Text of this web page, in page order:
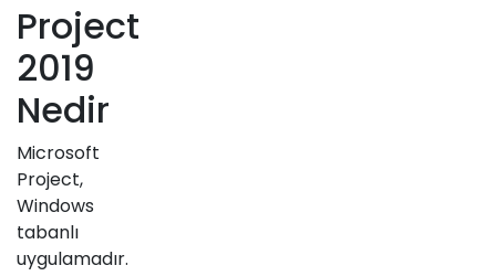
Project
2019
Nedir
Microsoft
Project,
Windows
tabanlı
uygulamadır.